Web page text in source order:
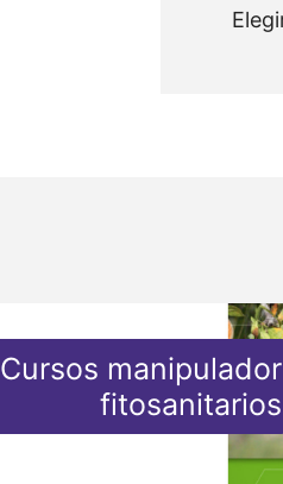
Cursos manipulador
fitosanitarios